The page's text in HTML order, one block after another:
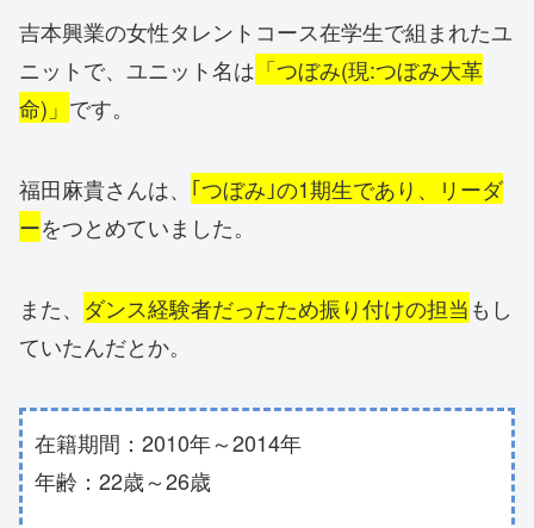
吉本興業の女性タレントコース在学生で組まれたユ
ニットで、ユニット名は 「つぼみ(現:つぼみ大革
命)」 です。
福田麻貴さんは、 ｢つぼみ｣の1期生であり、リーダ
ーをつとめていました。
また、 ダンス経験者だったため振り付けの担当もし
ていたんだとか。
在籍期間：2010年～2014年
年齢：22歳～26歳